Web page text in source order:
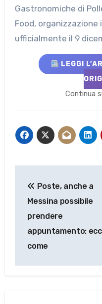
Gastronomiche di
Food,
ufficialmente il 9
LEGGI
Continua
articoli
Poste, anche a
Messina possibile
prendere
appuntamento:
come